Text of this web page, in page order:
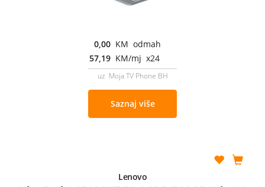
0,00 KM odmah
57,19 KM/mj x24
uz Moja TV Phone BH
Saznaj više
Lenovo